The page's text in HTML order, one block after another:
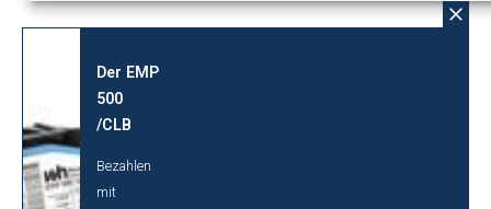
Der EMP
500
/CLB
Bezahlen
mit